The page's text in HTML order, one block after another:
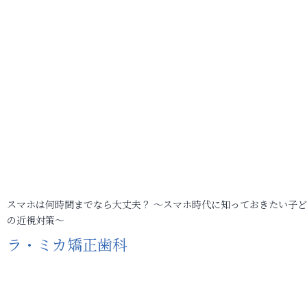
スマホは何時間までなら大丈夫？ ～スマホ時代に知っておきたい子
の近視対策～
ラ・ミカ矯正歯科